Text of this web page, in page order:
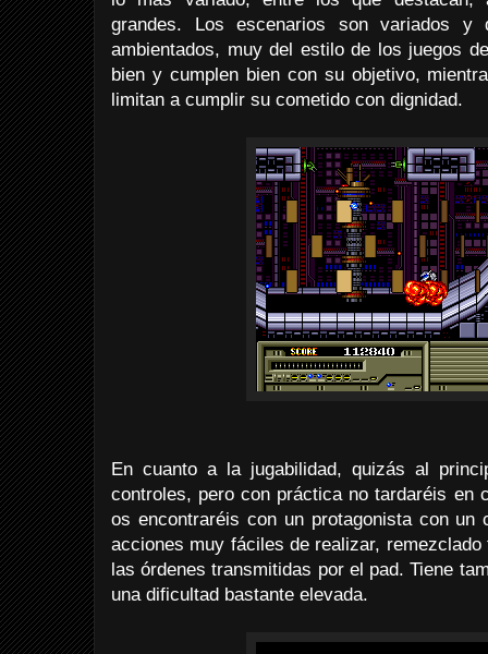
grandes. Los escenarios son variados
ambientados, muy del estilo de los juegos
bien y cumplen bien con su objetivo,
limitan a cumplir su cometido con dignidad.
En cuanto a la jugabilidad, quizás al
controles, pero con práctica no tardaréis en
os encontraréis con un protagonista con un
acciones muy fáciles de realizar,
las órdenes transmitidas por el pad. Tiene
una dificultad bastante elevada.